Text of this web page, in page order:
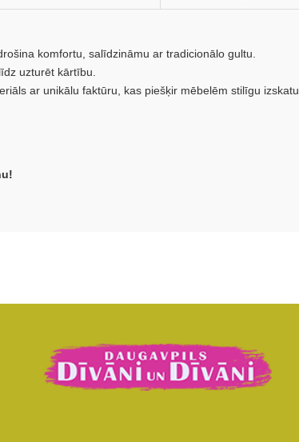
komfortu, salīdzināmu ar tradicionālo gultu.
uzturēt kārtību.
ar unikālu faktūru, kas piešķir mēbelēm stilīgu izskatu.